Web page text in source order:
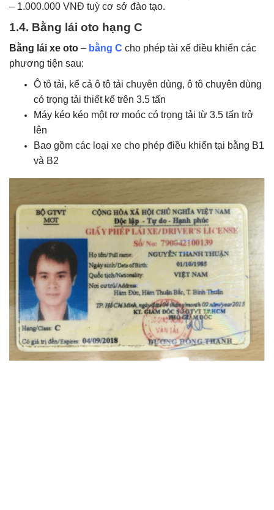
– 1.000.000 VNĐ tuỳ cơ sở đào tạo.
1.4. Bằng lái oto hạng C
Bằng lái xe oto – bằng C cho phép tài xế điều khiển các
phương tiện sau:
Ô tô tải, kể cả ô tô tải chuyên dùng, ô tô chuyên dùng
có trọng tải thiết kế trên 3.5 tấn
Máy kéo kéo một rơ moóc có trọng tải từ 3.5 tấn trở
lên
Bao gồm các loại xe cho phép điều khiển tại bằng B1
và B2